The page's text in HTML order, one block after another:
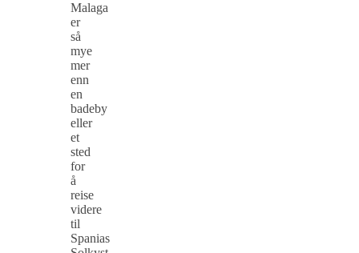
Malaga
er
så
mye
mer
enn
en
badeby
eller
et
sted
for
å
reise
videre
til
Spanias